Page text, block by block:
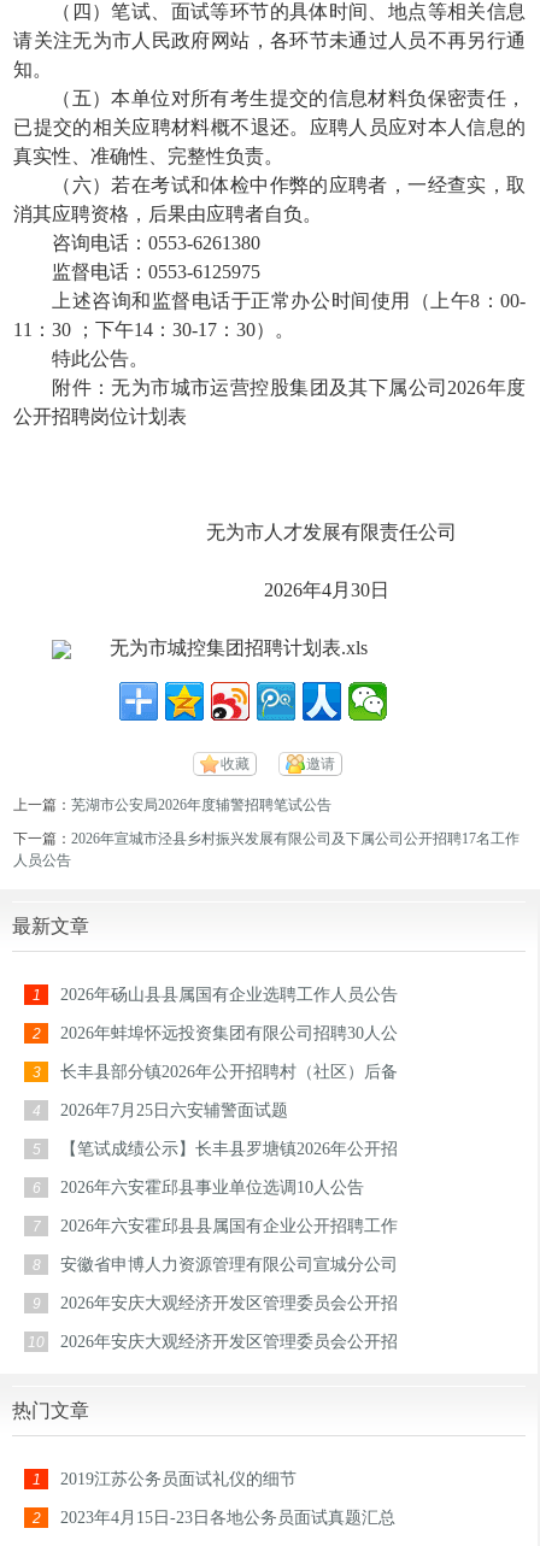
（四）笔试、面试等环节的具体时间、地点等相关信息
请关注无为市人民政府网站，各环节未通过人员不再另行通
知。
（五）本单位对所有考生提交的信息材料负保密责任，
已提交的相关应聘材料概不退还。应聘人员应对本人信息的
真实性、准确性、完整性负责。
（六）若在考试和体检中作弊的应聘者，一经查实，取
消其应聘资格，后果由应聘者自负。
咨询电话：0553-6261380
监督电话：0553-6125975
上述咨询和监督电话于正常办公时间使用（上午8：00-
11：30 ；下午14：30-17：30）。
特此公告。
附件：无为市城市运营控股集团及其下属公司2026年度
公开招聘岗位计划表
无为市人才发展有限责任公司
2026年4月30日
无为市城控集团招聘计划表.xls
收藏 邀请
上一篇：芜湖市公安局2026年度辅警招聘笔试公告
下一篇：2026年宣城市泾县乡村振兴发展有限公司及下属公司公开招聘17名工作
人员公告
最新文章
1 2026年砀山县县属国有企业选聘工作人员公告
2 2026年蚌埠怀远投资集团有限公司招聘30人公
3 长丰县部分镇2026年公开招聘村（社区）后备
4 2026年7月25日六安辅警面试题
5 【笔试成绩公示】长丰县罗塘镇2026年公开招
6 2026年六安霍邱县事业单位选调10人公告
7 2026年六安霍邱县县属国有企业公开招聘工作
8 安徽省申博人力资源管理有限公司宣城分公司
9 2026年安庆大观经济开发区管理委员会公开招
10 2026年安庆大观经济开发区管理委员会公开招
热门文章
1 2019江苏公务员面试礼仪的细节
2 2023年4月15日-23日各地公务员面试真题汇总